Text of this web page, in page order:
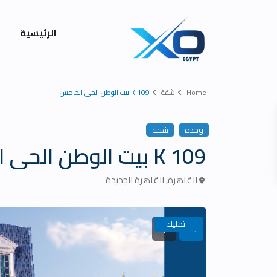
الرئيسية
Home شقة K 109 بيت الوطن الحى الخامس
وحدة شقة
K 109 بيت الوطن الحى الخامس
القاهرة,القاهرة الجديدة
تمليك